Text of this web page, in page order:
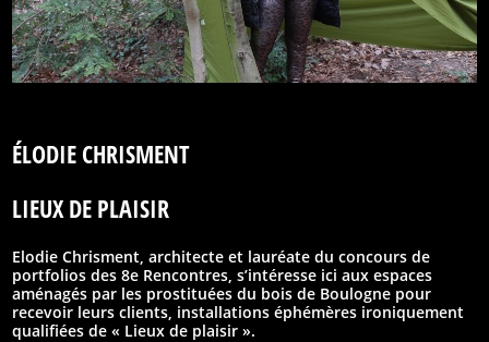
ÉLODIE CHRISMENT
LIEUX DE PLAISIR
Elodie Chrisment, architecte et lauréate du concours de
portfolios des 8e Rencontres, s’intéresse ici aux espaces
aménagés par les prostituées du bois de Boulogne pour
recevoir leurs clients, installations éphémères ironiquement
qualifiées de « Lieux de plaisir ».